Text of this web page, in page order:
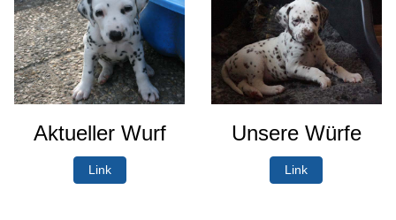
Aktueller Wurf
Link
Unsere Würfe
Link